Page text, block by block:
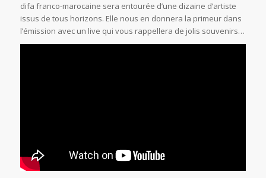
difa franco-marocaine sera entourée d’une dizaine d’artiste
issus de tous horizons. Elle nous en donnera la primeur dans
l’émission avec un live qui vous rappellera de jolis souvenirs…